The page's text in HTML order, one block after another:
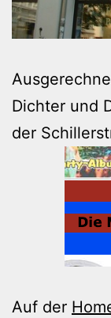
Dichter und
der
Auf der